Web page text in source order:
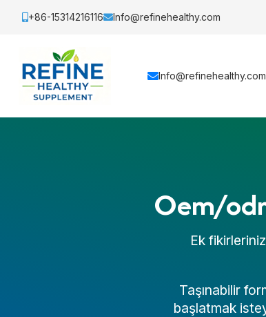
+86-15314216116 Info@refinehealthy.com
Info@refinehealthy.com
Oem/
Ek
Taşınabilir
başlatmak